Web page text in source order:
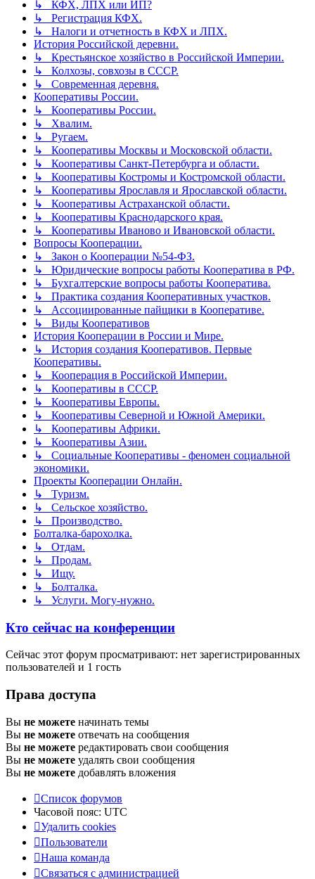
↳ КФХ, ЛПХ или ИП?
↳ Регистрация КФХ.
↳ Налоги и отчетность в КФХ и ЛПХ.
История Российской деревни.
↳ Крестьянское хозяйство в Российской Империи.
↳ Колхозы, совхозы в СССР.
↳ Современная деревня.
Кооперативы России.
↳ Кооперативы России.
↳ Хвалим.
↳ Ругаем.
↳ Кооперативы Москвы и Московской области.
↳ Кооперативы Санкт-Петербурга и области.
↳ Кооперативы Костромы и Костромской области.
↳ Кооперативы Ярославля и Ярославской области.
↳ Кооперативы Астраханской области.
↳ Кооперативы Краснодарского края.
↳ Кооперативы Иваново и Ивановской области.
Вопросы Кооперации.
↳ Закон о Кооперации №54-ФЗ.
↳ Юридические вопросы работы Кооператива в РФ.
↳ Бухгалтерские вопросы работы Кооператива.
↳ Практика создания Кооперативных участков.
↳ Ассоциированные пайщики в Кооперативе.
↳ Виды Кооперативов
История Кооперации в России и Мире.
↳ История создания Кооперативов. Первые
Кооперативы.
↳ Кооперация в Российской Империи.
↳ Кооперативы в СССР.
↳ Кооперативы Европы.
↳ Кооперативы Северной и Южной Америки.
↳ Кооперативы Африки.
↳ Кооперативы Азии.
↳ Социальные Кооперативы - феномен социальной
экономики.
Проекты Кооперации Онлайн.
↳ Туризм.
↳ Сельское хозяйство.
↳ Производство.
Болталка-барохолка.
↳ Отдам.
↳ Продам.
↳ Ищу.
↳ Болталка.
↳ Услуги. Могу-нужно.
Кто сейчас на конференции
Сейчас этот форум просматривают: нет зарегистрированных
пользователей и 1 гость
Права доступа
Вы не можете начинать темы
Вы не можете отвечать на сообщения
Вы не можете редактировать свои сообщения
Вы не можете удалять свои сообщения
Вы не можете добавлять вложения
Список форумов
Часовой пояс: UTC
Удалить cookies
Пользователи
Наша команда
Связаться с администрацией